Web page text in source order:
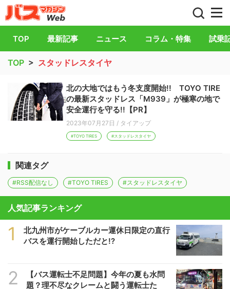
バス総合情報誌「バスマガジン」公式WEB
TOP 最新記事 ニュース コラム・特集 試乗
TOP > スタッドレスタイヤ
北の大地ではもう冬支度開始!! TOYO TIRE
の最新スタッドレス「M939」が極寒の地で
安全運行を守る!!【PR】
2023年07月27日 / タイアップ
#TOYO TIRES #スタッドレスタイヤ
関連タグ
#RSS配信なし #TOYO TIRES #スタッドレスタイヤ
人気記事ランキング
1
北九州市がケーブルカー運休日限定の直行
バスを運行開始しただと!?
2
【バス運転士不足問題】今年の夏も水問
題？理不尽なクレームと闘う運転士た